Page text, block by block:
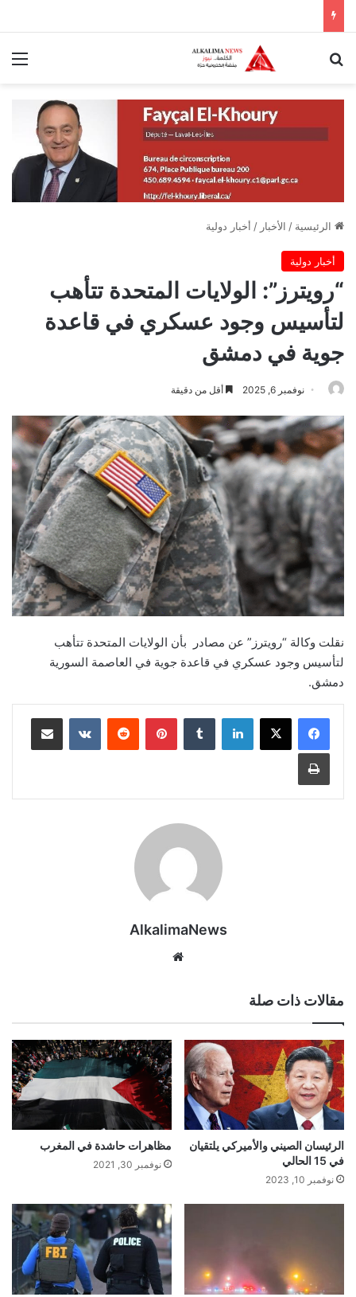
الرئيسية / الأخبار / أخبار دولية
أخبار دولية
“رويترز”: الولايات المتحدة تتأهب
لتأسيس وجود عسكري في قاعدة
جوية في دمشق
نوفمبر 6, 2025 أقل من دقيقة
نقلت وكالة “رويترز” عن مصادر بأن الولايات المتحدة تتأهب
لتأسيس وجود عسكري في قاعدة جوية في العاصمة السورية
دمشق.
لينكدإن بينتيريست
AlkalimaNews
مقالات ذات صلة
الرئيسان الصيني والأميركي يلتقيان
في 15 الحالي
نوفمبر 10, 2023
مظاهرات حاشدة في المغرب
نوفمبر 30, 2021